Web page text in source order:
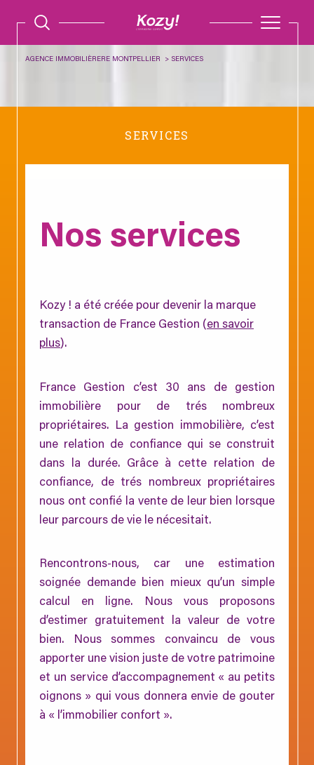
AGENCE IMMOBILIÈRERE MONTPELLIER SERVICES
SERVICES
Nos services
Kozy ! a été créée pour devenir la marque
transaction de France Gestion (en savoir
plus).
France Gestion c’est 30 ans de gestion
immobilière pour de trés nombreux
propriétaires. La gestion immobilière, c’est
une relation de confiance qui se construit
dans la durée. Grâce à cette relation de
confiance, de trés nombreux propriétaires
nous ont confié la vente de leur bien lorsque
leur parcours de vie le nécesitait.
Rencontrons-nous, car une estimation
soignée demande bien mieux qu’un simple
calcul en ligne. Nous vous proposons
d’estimer gratuitement la valeur de votre
bien. Nous sommes convaincu de vous
apporter une vision juste de votre patrimoine
et un service d’accompagnement « au petits
oignons » qui vous donnera envie de gouter
à « l’immobilier confort ».